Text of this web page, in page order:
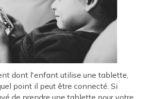
dont l'enfant utilise une tablette,
point il peut être connecté. Si
de prendre une tablette pour votre